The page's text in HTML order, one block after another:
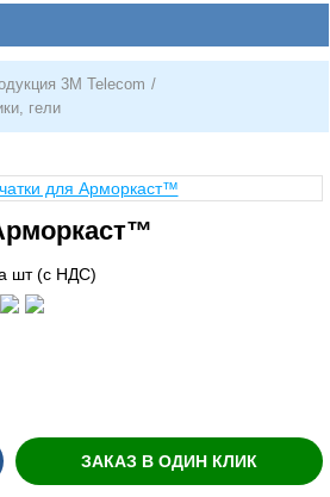
3М Telecom /
гели
шт (с НДС)
ЗАКАЗ В ОДИН КЛИК